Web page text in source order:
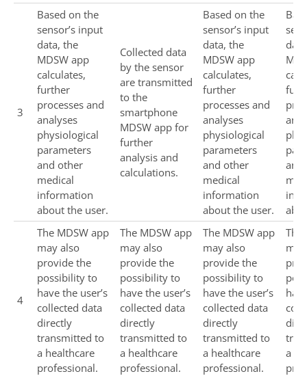
3
Based on the
sensor’s input
data, the
MDSW app
calculates,
further
processes and
analyses
physiological
parameters
and other
medical
information
about the user.
Collected data
by the sensor
are transmitted
to the
smartphone
MDSW app for
further
analysis and
calculations.
Based on the
sensor’s input
data, the
MDSW app
calculates,
further
processes and
analyses
physiological
parameters
and other
medical
information
about the user.
and
4
The MDSW app
may also
provide the
possibility to
have the user’s
collected data
directly
transmitted to
a healthcare
professional.
The MDSW app
may also
provide the
possibility to
have the user’s
collected data
directly
transmitted to
a healthcare
professional.
The MDSW app
may also
provide the
possibility to
have the user’s
collected data
directly
transmitted to
a healthcare
professional.
The
a